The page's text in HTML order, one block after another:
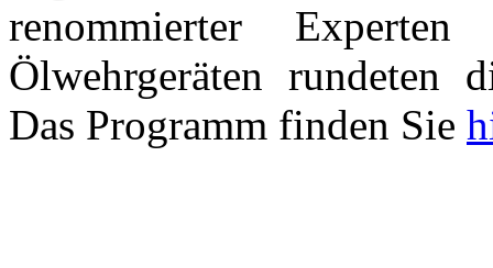
renommierter
Ölwehrgeräten rundeten
Das Programm finden Sie